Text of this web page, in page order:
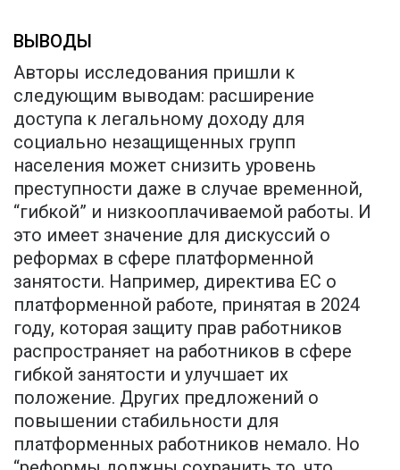
ВЫВОДЫ
Авторы исследования пришли к
следующим выводам: расширение
доступа к легальному доходу для
социально незащищенных групп
населения может снизить уровень
преступности даже в случае временной,
“гибкой” и низкооплачиваемой работы. И
это имеет значение для дискуссий о
реформах в сфере платформенной
занятости. Например, директива ЕС о
платформенной работе, принятая в 2024
году, которая защиту прав работников
распространяет на работников в сфере
гибкой занятости и улучшает их
положение. Других предложений о
повышении стабильности для
платформенных работников немало. Но